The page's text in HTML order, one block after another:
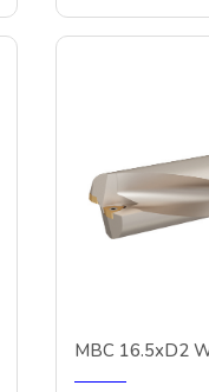
MBC 16.5xD2